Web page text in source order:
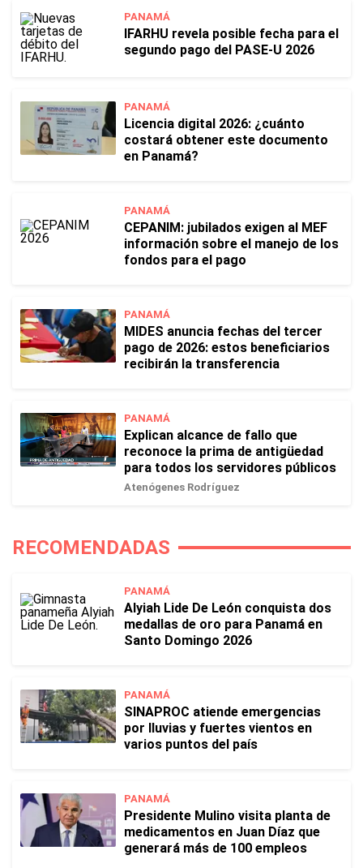
PANAMÁ
IFARHU revela posible fecha para el
segundo pago del PASE-U 2026
PANAMÁ
Licencia digital 2026: ¿cuánto
costará obtener este documento
en Panamá?
PANAMÁ
CEPANIM: jubilados exigen al MEF
información sobre el manejo de los
fondos para el pago
PANAMÁ
MIDES anuncia fechas del tercer
pago de 2026: estos beneficiarios
recibirán la transferencia
PANAMÁ
Explican alcance de fallo que
reconoce la prima de antigüedad
para todos los servidores públicos
Atenógenes Rodríguez
RECOMENDADAS
PANAMÁ
Alyiah Lide De León conquista dos
medallas de oro para Panamá en
Santo Domingo 2026
PANAMÁ
SINAPROC atiende emergencias
por lluvias y fuertes vientos en
varios puntos del país
PANAMÁ
Presidente Mulino visita planta de
medicamentos en Juan Díaz que
generará más de 100 empleos